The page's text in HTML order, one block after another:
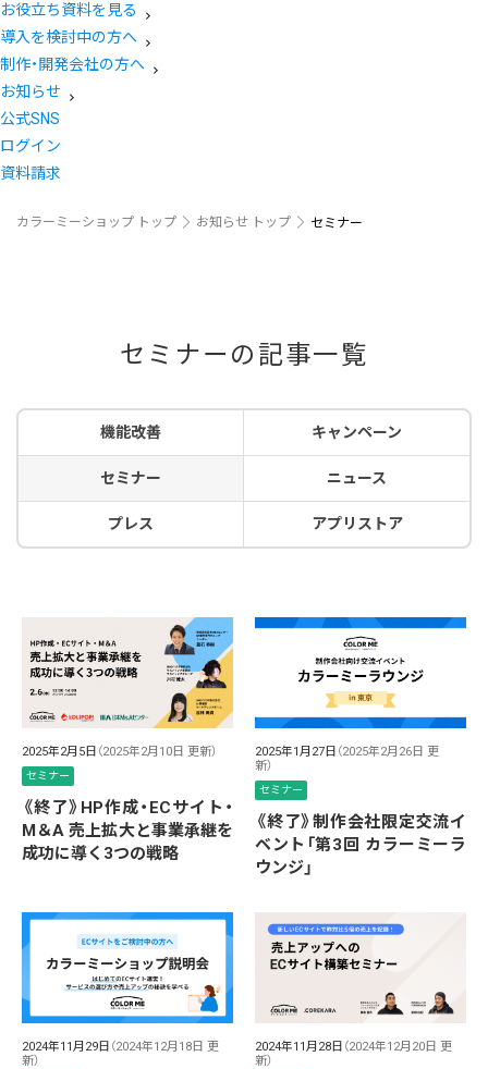
お役立ち資料を見る
導入を検討中の方へ
制作・開発会社の方へ
お知らせ
公式SNS
ログイン
資料請求
カラーミーショップ トップ お知らせ トップ セミナー
セミナーの記事一覧
機能改善 キャンペーン
セミナー ニュース
プレス アプリストア
2025年2月5日 （2025年2月10日 更新）
セミナー
《終了》HP作成・ECサイト・
M＆A 売上拡大と事業承継を
成功に導く3つの戦略
2025年1月27日 （2025年2月26日 更
新）
セミナー
《終了》制作会社限定交流イ
ベント「第3回 カラーミーラ
ウンジ」
2024年11月29日 （2024年12月18日 更
新）
2024年11月28日 （2024年12月20日 更
新）